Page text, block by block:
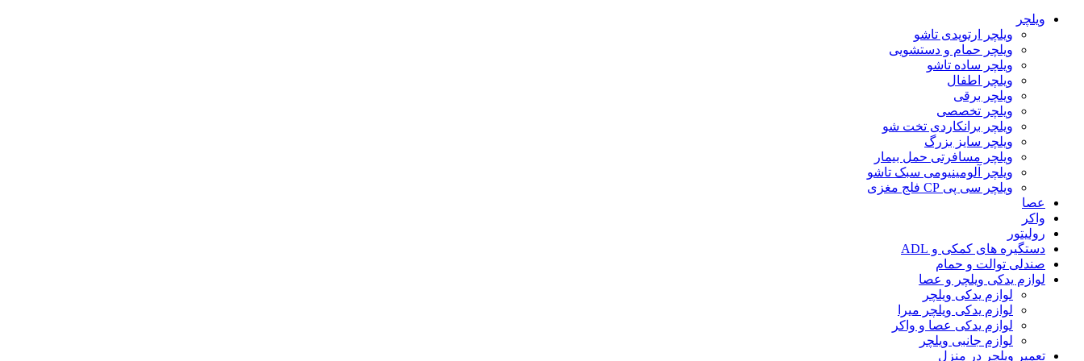
ویلچر
ویلچر ارتوپدی تاشو
ویلچر حمام و دستشویی
ویلچر ساده تاشو
ویلچر اطفال
ویلچر برقی
ویلچر تخصصی
ویلچر برانکاردی تخت شو
ویلچر سایز بزرگ
ویلچر مسافرتی حمل بیمار
ویلچر آلومینیومی سبک تاشو
ویلچر سی پی CP فلج مغزی
عصا
واکر
رولیتور
دستگیره های کمکی و ADL
صندلی توالت و حمام
لوازم یدکی ویلچر و عصا
لوازم یدکی ویلچر
لوازم یدکی ویلچر میرا
لوازم یدکی عصا و واکر
لوازم جانبی ویلچر
تعمیر ویلچر در منزل